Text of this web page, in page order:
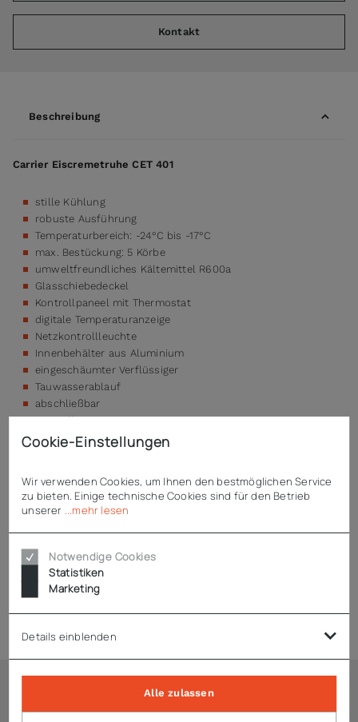
Kontakt
Beschreibung
Carrier Eiscremetruhe CET 401
stille Kühlung
robuste Ausführung
Temperaturbereich: -24°C bis -17°C
max. Bestückung: 5 Körbe
umweltfreundliches Kältemittel R600a
Glasschiebedeckel
Kontrollpaneel mit Thermostat
digitale Temperaturanzeige
Netzkontrollleuchte
Innenbehälter aus Aluminium
eingeschäumter Verflüssiger
Tauwasserablauf
abschließbar
mit Rollen
Technische Daten
Downloads
Zubehör
Cookie-Einstellungen
Wir verwenden Cookies, um Ihnen den bestmöglichen Service
zu bieten. Einige technische Cookies sind für den Betrieb
unserer
...mehr lesen
Notwendige Cookies
Statistiken
Marketing
Details einblenden
Alle zulassen